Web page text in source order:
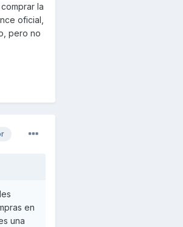
la
oficial,
pero no
en
una